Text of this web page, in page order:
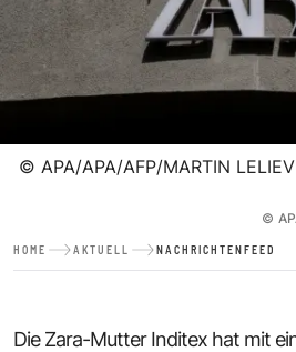
© APA/APA/AFP/MARTIN
©
HOME AKTUELL NACHRICHTENFEED
Die Zara-Mutter Inditex hat mit